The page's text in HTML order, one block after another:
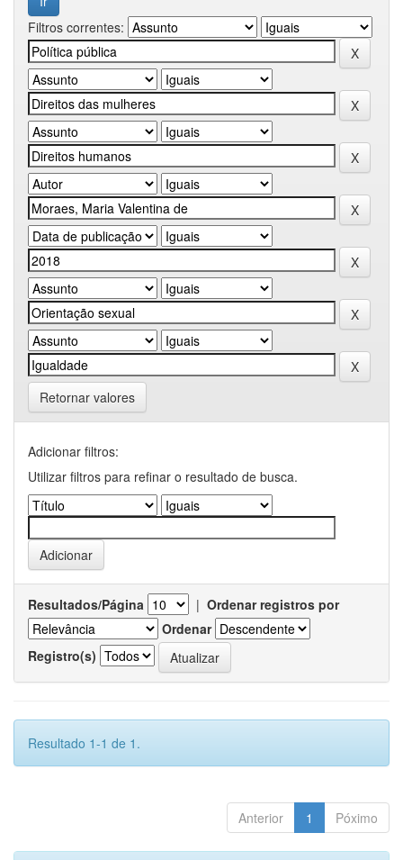
Filtros correntes:
Retornar valores
Adicionar filtros:
Utilizar filtros para refinar o resultado de busca.
Resultados/Página | Ordenar registros por
Ordenar
Registro(s)
Resultado 1-1 de 1.
Anterior 1 Póximo